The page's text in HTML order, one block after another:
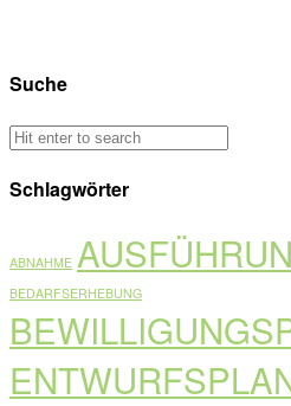
Suche
Schlagwörter
ABNAHME
BEDARFSERHEBUNG